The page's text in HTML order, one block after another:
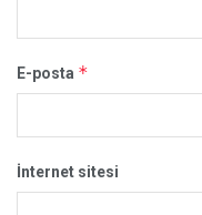
E-posta *
İnternet sitesi